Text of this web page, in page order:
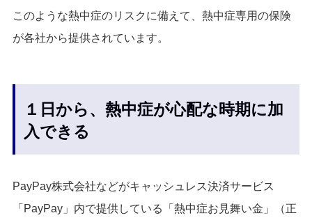
このような熱中症のリスクに備えて、熱中症専用の保険
が各社から提供されています。
１日から、熱中症が心配な時期に加
入できる
PayPay株式会社などがキャッシュレス決済サービス
「PayPay」内で提供している「熱中症お見舞い金」（正